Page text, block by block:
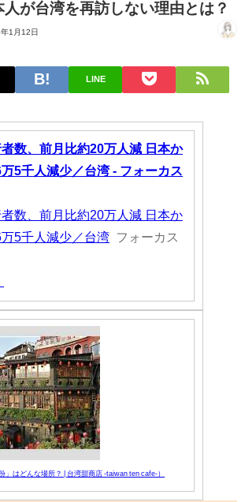
が台湾を再訪しない理由とは？
1月12日
LINE
数、前月比約20万人減 日本か
5千人減少／台湾 - フォーカス
数、前月比約20万人減 日本か
5千人減少／台湾 フォーカス
」はどんな場所？ | 台湾甜商店 -taiwan ten cafe-）